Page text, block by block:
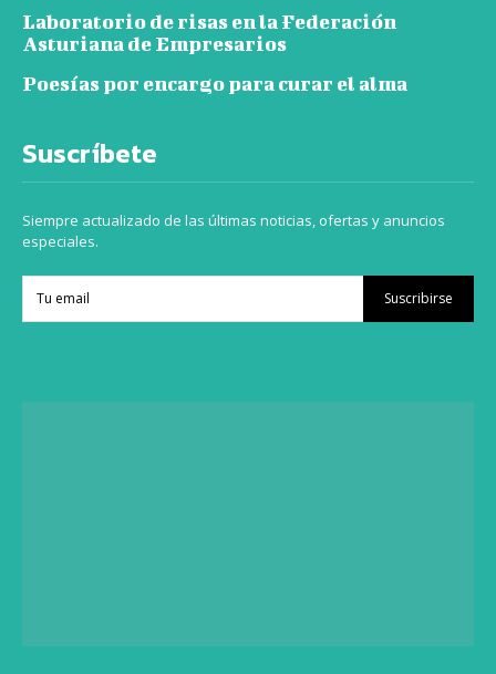
Laboratorio de risas en la Federación
Asturiana de Empresarios
Poesías por encargo para curar el alma
Suscríbete
Siempre actualizado de las últimas noticias, ofertas y anuncios
especiales.
Suscribirse